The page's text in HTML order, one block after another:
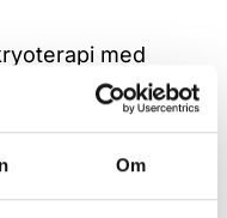
Om
med
för dig
öka
kroppen för